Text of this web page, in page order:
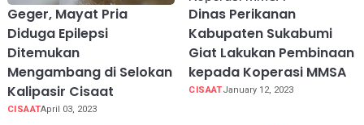
Geger, Mayat Pria
Diduga Epilepsi
Ditemukan
Mengambang di Selokan
Kalipasir Cisaat
CISAATApril 03, 2023
Dinas Perikanan
Kabupaten Sukabumi
Giat Lakukan Pembinaan
kepada Koperasi MMSA
CISAATJanuary 12, 2023